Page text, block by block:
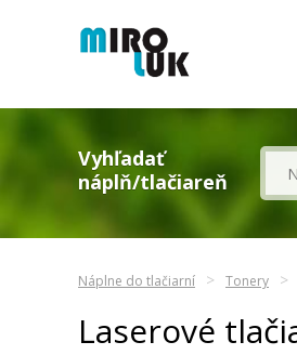
Vyhľadať
náplň/tlačiareň
Náplne do tlačiarní Tonery
Laserové